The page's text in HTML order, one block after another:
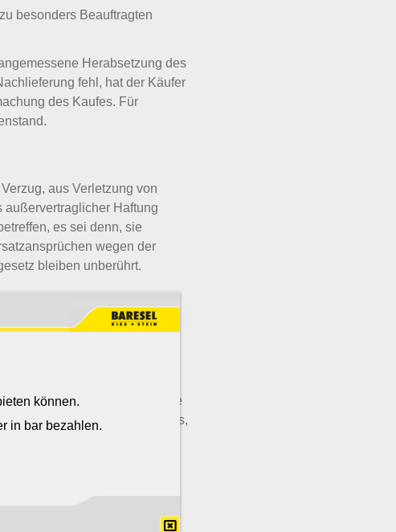
besonders Beauftragten
Herabsetzung des
fehl, hat der Käufer
des Kaufes. Für
aus Verletzung von
Haftung
es sei denn, sie
wegen der
bleiben unberührt.
unser Eigentum.
er sie im gewöhnlichen
abgetreten. Eine etwaige
Auftrag mit Wirkung für uns,
der neuen Sache
20%. Auf Verlangen des
Wert die Forderungen um
können.
in bar bezahlen.